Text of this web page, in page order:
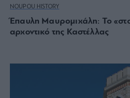
NOUPOU HISTORY
Έπαυλη Μαυρομιχάλη: Το
αρχοντικό της Καστέλλας